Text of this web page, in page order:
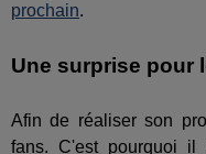
prochain.
Une surprise pour
Afin de réaliser son
fans. C'est pourquoi il